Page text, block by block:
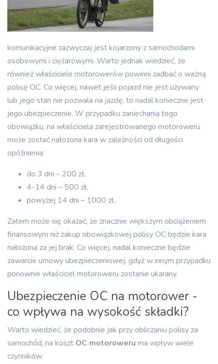
komunikacyjne zazwyczaj jest kojarzony z samochodami
osobowymi i ciężarowymi. Warto jednak wiedzieć, że
również właściciele motorowerów powinni zadbać o ważną
polisę OC. Co więcej, nawet jeśli pojazd nie jest używany
lub jego stan nie pozwala na jazdę, to nadal konieczne jest
jego ubezpieczenie. W przypadku zaniechania tego
obowiązku, na właściciela zarejestrowanego motoroweru
może zostać nałożona kara w zależności od długości
opóźnienia:
do 3 dni – 200 zł,
4-14 dni – 500 zł,
powyżej 14 dni – 1000 zł.
Zatem może się okazać, że znacznie większym obciążeniem
finansowym niż zakup obowiązkowej polisy OC będzie kara
nałożona za jej brak. Co więcej, nadal konieczne będzie
zawarcie umowy ubezpieczeniowej, gdyż w innym przypadku
ponownie właściciel motoroweru zostanie ukarany.
Ubezpieczenie OC na motorower -
co wpływa na wysokość składki?
Warto wiedzieć, że podobnie jak przy obliczaniu polisy za
samochód, na koszt OC motoroweru ma wpływ wiele
czynników.